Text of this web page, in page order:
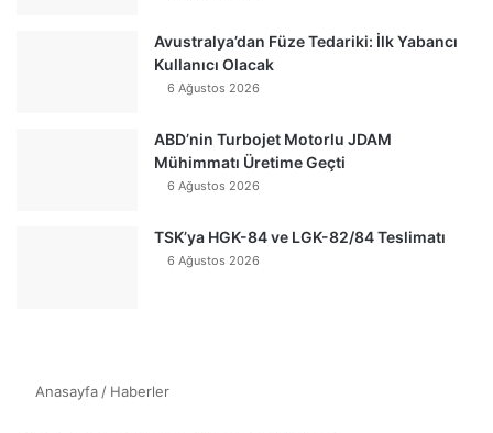
Avustralya’dan Füze Tedariki: İlk Yabancı
Kullanıcı Olacak
6 Ağustos 2026
ABD’nin Turbojet Motorlu JDAM
Mühimmatı Üretime Geçti
6 Ağustos 2026
TSK’ya HGK-84 ve LGK-82/84 Teslimatı
6 Ağustos 2026